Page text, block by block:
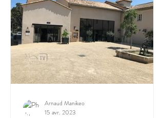
Arnaud Manikeo
15 avr. 2023